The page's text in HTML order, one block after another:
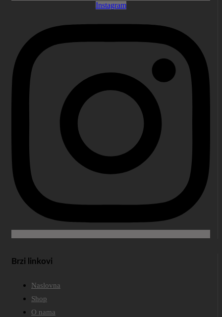
Instagram
Brzi linkovi
Naslovna
Shop
O nama